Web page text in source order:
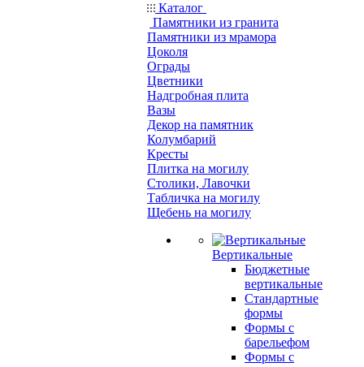
Каталог
Памятники из гранита
Памятники из мрамора
Цоколя
Ограды
Цветники
Надгробная плита
Вазы
Декор на памятник
Колумбарий
Кресты
Плитка на могилу
Столики, Лавочки
Табличка на могилу
Щебень на могилу
Вертикальные
Бюджетные
вертикальные
Стандартные
формы
Формы с
барельефом
Формы с